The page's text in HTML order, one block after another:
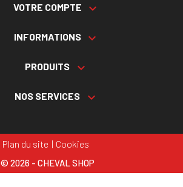
VOTRE COMPTE 
INFORMATIONS 
PRODUITS 
NOS SERVICES 
Plan du site Cookies
© 2026 - CHEVAL SHOP